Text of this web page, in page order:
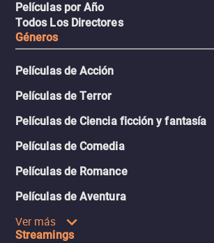
Películas por Año
Todos Los Directores
Géneros
Películas de Acción
Películas de Terror
Películas de Ciencia ficción y fantasía
Películas de Comedia
Películas de Romance
Películas de Aventura
Ver más
Streamings